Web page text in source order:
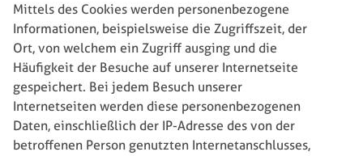
Mittels des Cookies werden personenbezogene
Informationen, beispielsweise die Zugriffszeit, der
Ort, von welchem ein Zugriff ausging und die
Häufigkeit der Besuche auf unserer Internetseite
gespeichert. Bei jedem Besuch unserer
Internetseiten werden diese personenbezogenen
Daten, einschließlich der IP-Adresse des von der
betroffenen Person genutzten Internetanschlusses,